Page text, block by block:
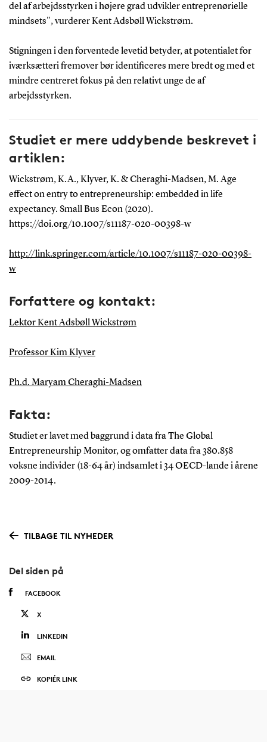
del af arbejdsstyrken i højere grad udvikler entreprenørielle
mindsets", vurderer Kent Adsbøll Wickstrøm.
Stigningen i den forventede levetid betyder, at potentialet for
iværksætteri fremover bør identificeres mere bredt og med et
mindre centreret fokus på den relativt unge de af
arbejdsstyrken.
Studiet er mere uddybende beskrevet i
artiklen:
Wickstrøm, K.A., Klyver, K. & Cheraghi-Madsen, M. Age
effect on entry to entrepreneurship: embedded in life
expectancy. Small Bus Econ (2020).
https://doi.org/10.1007/s11187-020-00398-w
http://link.springer.com/article/10.1007/s11187-020-00398-
w
Forfattere og kontakt:
Lektor Kent Adsbøll Wickstrøm
Professor Kim Klyver
Ph.d. Maryam Cheraghi-Madsen
Fakta:
Studiet er lavet med baggrund i data fra The Global
Entrepreneurship Monitor, og omfatter data fra 380.858
voksne individer (18-64 år) indsamlet i 34 OECD-lande i årene
2009-2014.
TILBAGE TIL NYHEDER
Del siden på
FACEBOOK
X
LINKEDIN
EMAIL
KOPIÉR LINK